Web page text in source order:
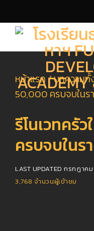
content
หน้าแรก /บทความ
50,000 ครบจบในร
รีโนเวทครั
ครบจบในร
LAST UPDATEDกรกฎาคม
3,768 จำนวนผู้เข้าชม